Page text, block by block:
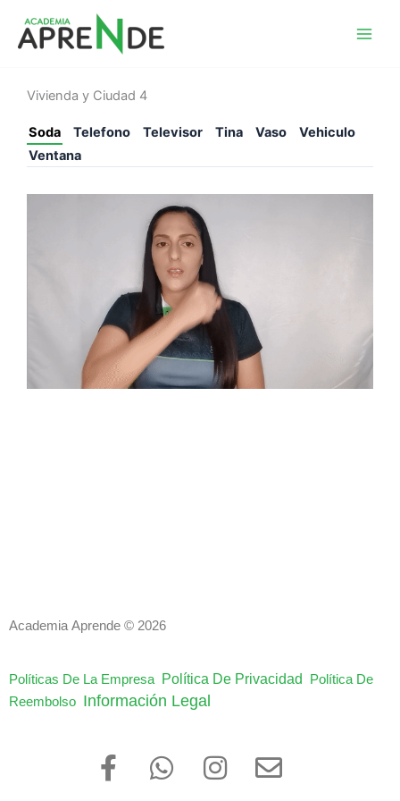
contenido
Vivienda y Ciudad 4
Soda Telefono Televisor Tina Vaso
Vehiculo
Ventana
Academia Aprende © 2026
Políticas De La Empresa Política De Privacidad
Política De
Reembolso Información Legal
F
a
W
h
I
n
E
n